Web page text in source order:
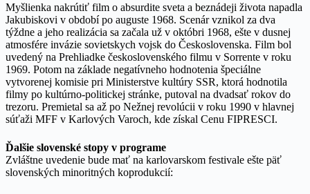
Myšlienka nakrútiť film o absurdite sveta a beznádeji života napadla
Jakubiskovi v období po auguste 1968. Scenár vznikol za dva
týždne a jeho realizácia sa začala už v októbri 1968, ešte v dusnej
atmosfére invázie sovietskych vojsk do Československa. Film bol
uvedený na Prehliadke československého filmu v Sorrente v roku
1969. Potom na základe negatívneho hodnotenia špeciálne
vytvorenej komisie pri Ministerstve kultúry SSR, ktorá hodnotila
filmy po kultúrno-politickej stránke, putoval na dvadsať rokov do
trezoru. Premietal sa až po Nežnej revolúcii v roku 1990 v hlavnej
súťaži MFF v Karlových Varoch, kde získal Cenu FIPRESCI.
Ďalšie slovenské stopy v programe
Zvláštne uvedenie bude mať na karlovarskom festivale ešte päť
slovenských minoritných koprodukcií: